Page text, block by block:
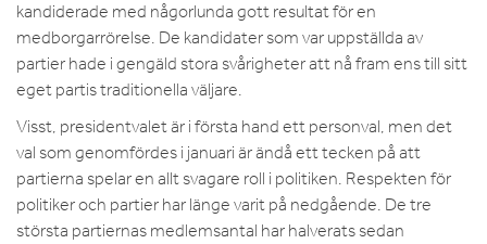
kandiderade med någorlunda gott resultat för en
medborgarrörelse. De kandidater som var uppställda av
partier hade i gengäld stora svårigheter att nå fram ens till sitt
eget partis traditionella väljare.
Visst, presidentvalet är i första hand ett personval, men det
val som genomfördes i januari är ändå ett tecken på att
partierna spelar en allt svagare roll i politiken. Respekten för
politiker och partier har länge varit på nedgående. De tre
största partiernas medlemsantal har halverats sedan